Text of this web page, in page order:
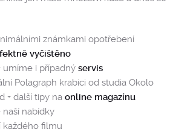
známkami opotřebení
vyčištěno
umíme i případný servis
Polagraph krabici od studia Okolo
+ další tipy na online magazínu
naší nabídky
každého filmu